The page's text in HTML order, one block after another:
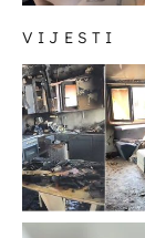
VIJESTI